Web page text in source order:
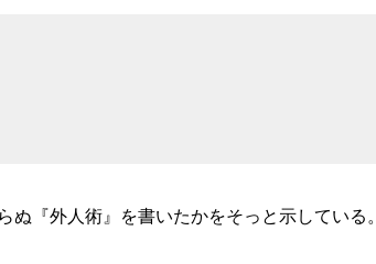
『外人術』を書いたかをそっと示している。